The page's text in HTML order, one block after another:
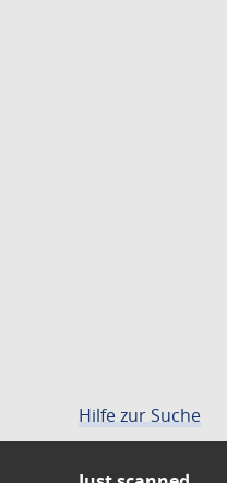
Hilfe zur Suche